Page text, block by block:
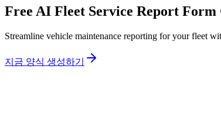
Free AI Fleet Service Report Form
Streamline vehicle maintenance reporting for your fleet
지금 양식 생성하기